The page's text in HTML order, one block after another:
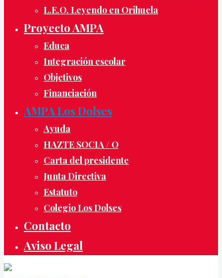
L.E.O. Leyendo en Orihuela
Proyecto AMPA
Educa
Integración escolar
Objetivos
Financiación
AMPA Los Dolses
Ayuda
HAZTE SOCIA / O
Carta del presidente
Junta Directiva
Estatuto
Colegio Los Dolses
Contacto
Aviso Legal